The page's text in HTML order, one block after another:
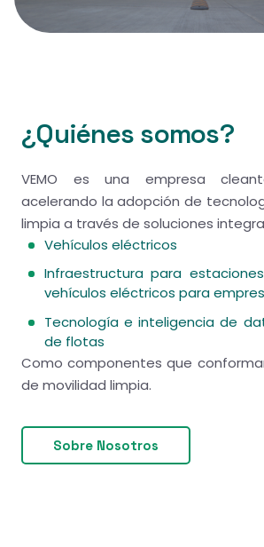
¿Quiénes somos?
VEMO es una empresa
acelerando la adopción de
limpia a través de soluciones
Vehículos eléctricos
Infraestructura para
vehículos eléctricos para
Tecnología e inteligencia de
de flotas
Como componentes que
de movilidad limpia.
Sobre Nosotros